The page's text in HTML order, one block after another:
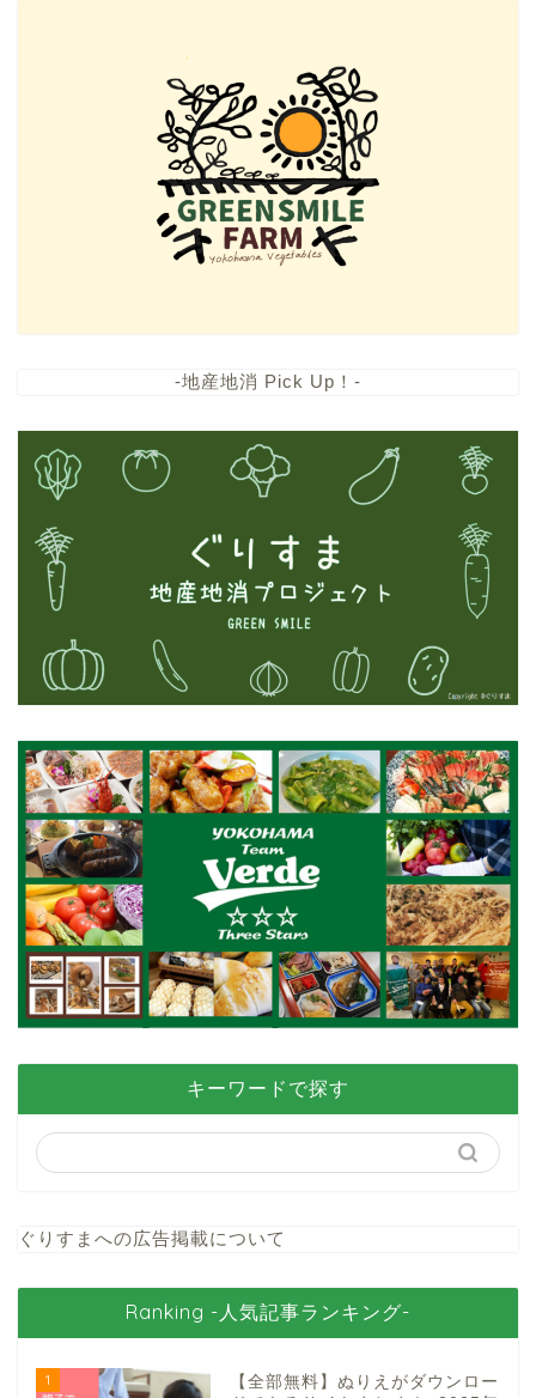
-地産地消 Pick Up！-
キーワードで探す
ぐりすまへの広告掲載について
Ranking -人気記事ランキング-
1
【全部無料】ぬりえがダウンロー